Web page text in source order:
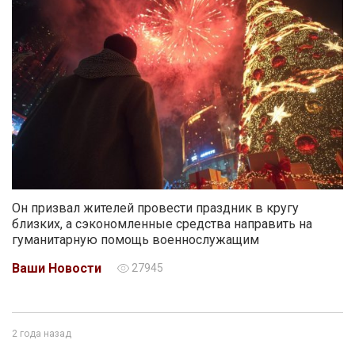
Он призвал жителей провести праздник в кругу
близких, а сэкономленные средства направить на
гуманитарную помощь военнослужащим
Ваши Новости
27945
2 года назад